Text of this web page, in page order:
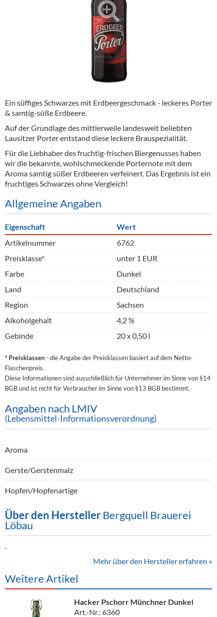
Hygieneartikel & Desinfektion
Ein süffiges Schwarzes mit Erdbeergeschmack - leckeres Porter
& samtig-süße Erdbeere.
Auf der Grundlage des mittlerweile landesweit beliebten
Lausitzer Porter entstand diese leckere Brauspezialität.
Für die Liebhaber des fruchtig-frischen Biergenusses haben
wir die bekannte, wohlschmeckende Porternote mit dem
Aroma samtig süßer Erdbeeren verfeinert. Das Ergebnis ist ein
fruchtiges Schwarzes ohne Vergleich!
Allgemeine Angaben
Eigenschaft
Wert
Artikelnummer
6762
Preisklasse*
unter 1 EUR
Farbe
Dunkel
Land
Deutschland
Region
Sachsen
Alkoholgehalt
4,2 %
Gebinde
20 x 0,50 l
* Preisklassen- die Angabe der Preisklassen basiert auf dem Netto-
Flaschenpreis.
Diese Informationen sind ausschließlich für Unternehmer im Sinne von §14
BGB und ist nicht für Verbraucher im Sinne von §13 BGB bestimmt.
Angaben nach LMIV
(Lebensmittel-Informationsverordnung)
Aroma
Gerste/Gerstenmalz
Hopfen/Hopfenartige
Über den Hersteller Bergquell Brauerei
Löbau
Mehr über den Hersteller erfahren »
Weitere Artikel
Hacker Pschorr Münchner Dunkel
Art.-Nr.: 6360